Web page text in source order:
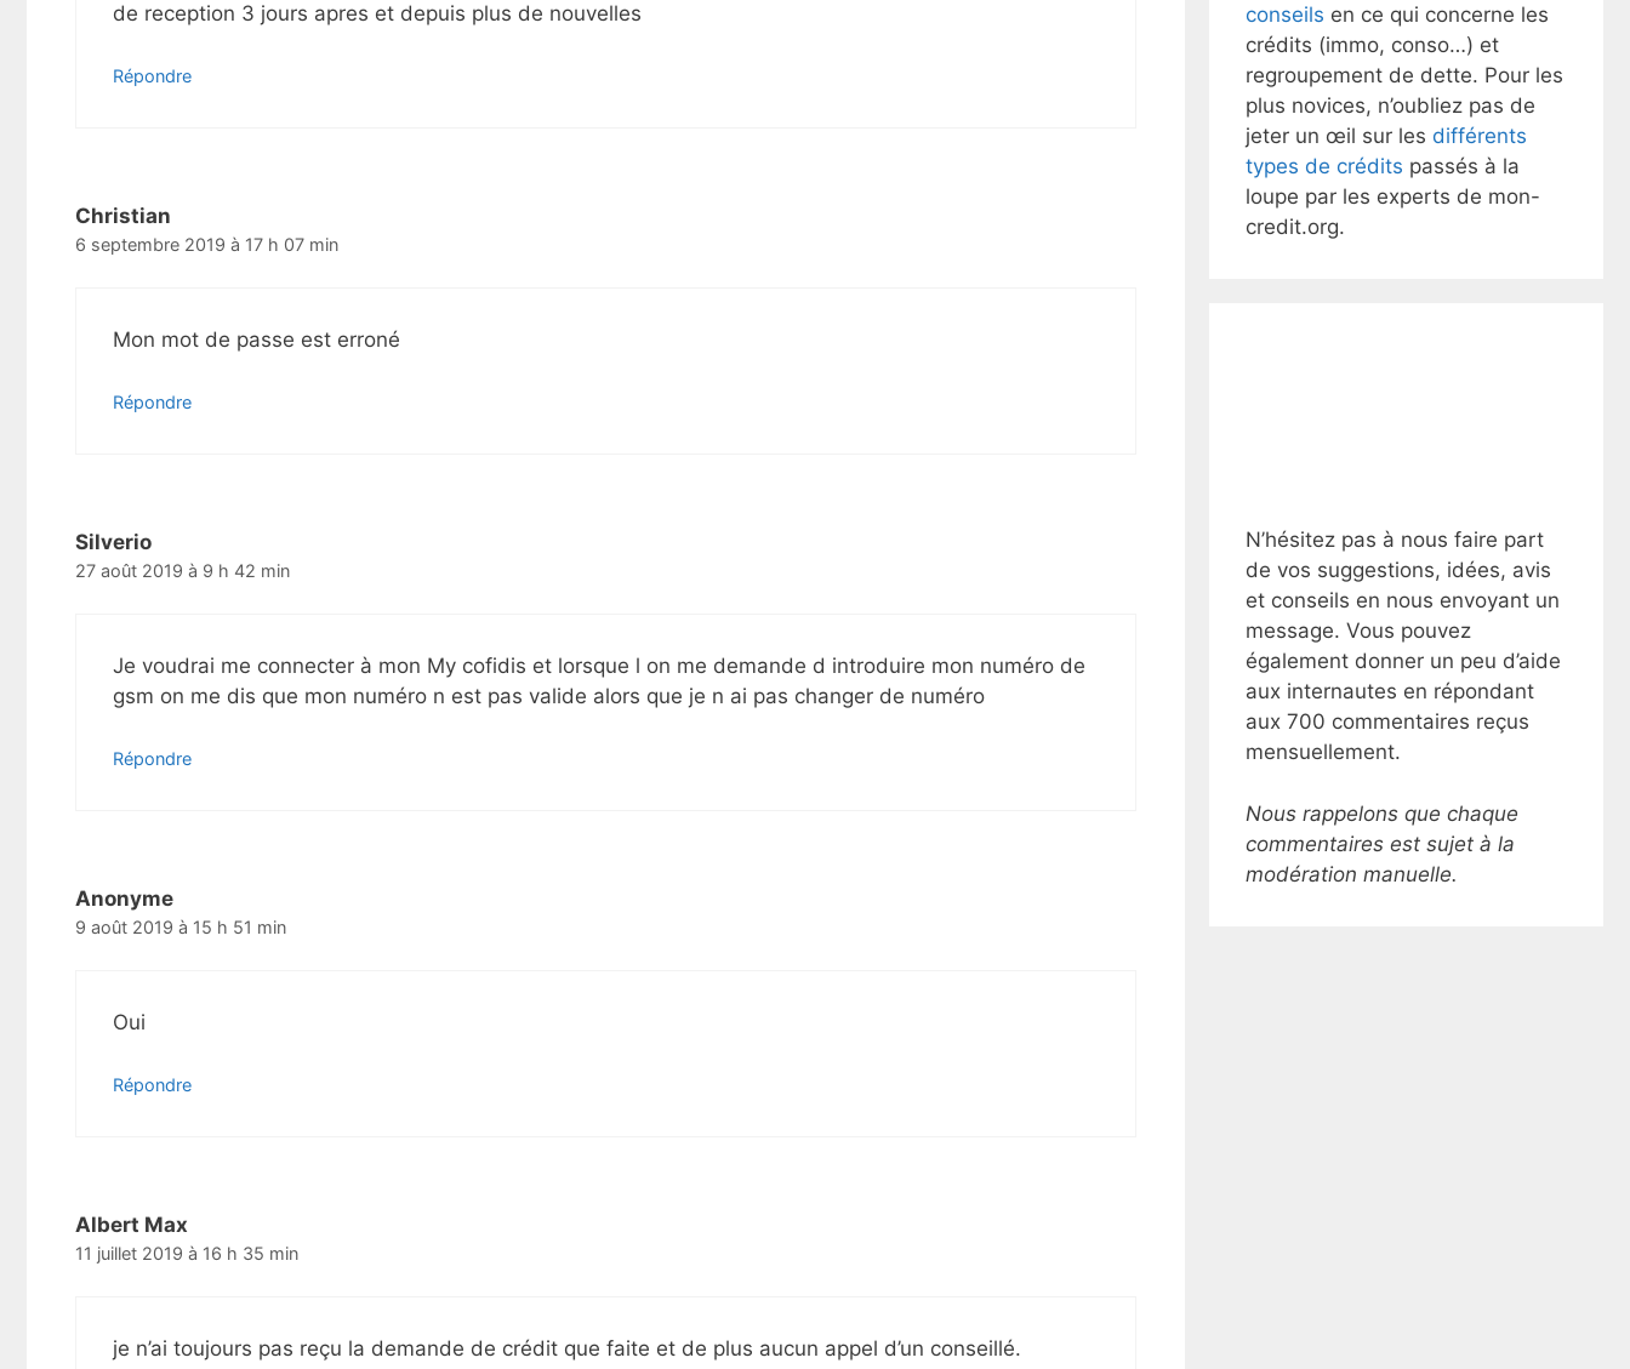
de reception 3 jours apres et depuis plus de nouvelles
Répondre
Christian
6 septembre 2019 à 17 h 07 min
Mon mot de passe est erroné
Répondre
Silverio
27 août 2019 à 9 h 42 min
Je voudrai me connecter à mon My cofidis et lorsque l on me demande d introduire mon numéro de
gsm on me dis que mon numéro n est pas valide alors que je n ai pas changer de numéro
Répondre
Anonyme
9 août 2019 à 15 h 51 min
Oui
Répondre
Albert Max
11 juillet 2019 à 16 h 35 min
je n’ai toujours pas reçu la demande de crédit que faite et de plus aucun appel d’un conseillé.
conseils en ce qui concerne les
crédits (immo, conso…) et
regroupement de dette. Pour les
plus novices, n’oubliez pas de
jeter un œil sur les différents
types de crédits passés à la
loupe par les experts de mon-
credit.org.
N’hésitez pas à nous faire part
de vos suggestions, idées, avis
et conseils en nous envoyant un
message. Vous pouvez
également donner un peu d’aide
aux internautes en répondant
aux 700 commentaires reçus
mensuellement.
Nous rappelons que chaque
commentaires est sujet à la
modération manuelle.